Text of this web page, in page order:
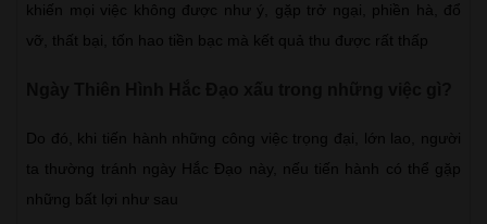
khiến mọi việc không được như ý, gặp trở ngại, phiền hà, đổ
vỡ, thất bại, tốn hao tiền bạc mà kết quả thu được rất thấp
Do đó, khi tiến hành những công việc trọng đại, lớn lao, người
ta thường tránh ngày Hắc Đạo này, nếu tiến hành có thể gặp
những bất lợi như sau